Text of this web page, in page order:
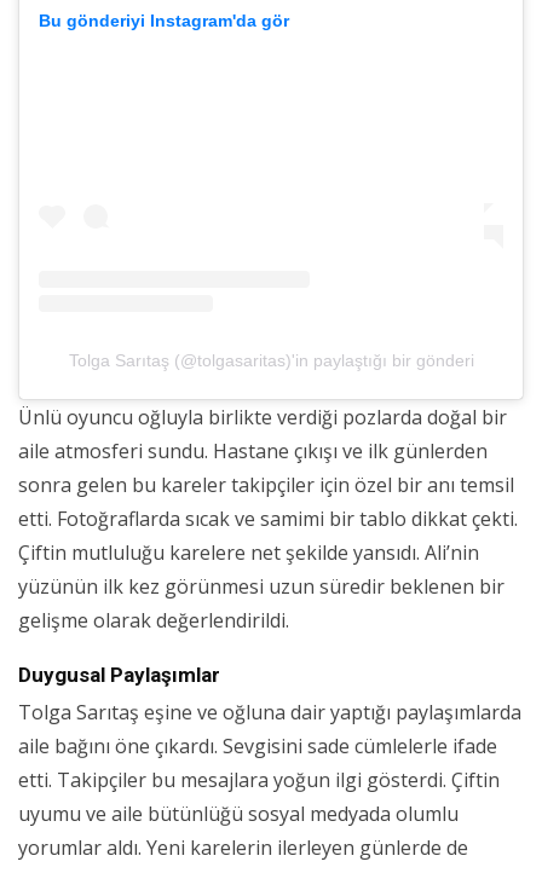
Bu gönderiyi Instagram'da gör
Tolga Sarıtaş (@tolgasaritas)'in paylaştığı bir gönderi
Ünlü oyuncu oğluyla birlikte verdiği pozlarda doğal bir
aile atmosferi sundu. Hastane çıkışı ve ilk günlerden
sonra gelen bu kareler takipçiler için özel bir anı temsil
etti. Fotoğraflarda sıcak ve samimi bir tablo dikkat çekti.
Çiftin mutluluğu karelere net şekilde yansıdı. Ali’nin
yüzünün ilk kez görünmesi uzun süredir beklenen bir
gelişme olarak değerlendirildi.
Duygusal Paylaşımlar
Tolga Sarıtaş eşine ve oğluna dair yaptığı paylaşımlarda
aile bağını öne çıkardı. Sevgisini sade cümlelerle ifade
etti. Takipçiler bu mesajlara yoğun ilgi gösterdi. Çiftin
uyumu ve aile bütünlüğü sosyal medyada olumlu
yorumlar aldı. Yeni karelerin ilerleyen günlerde de